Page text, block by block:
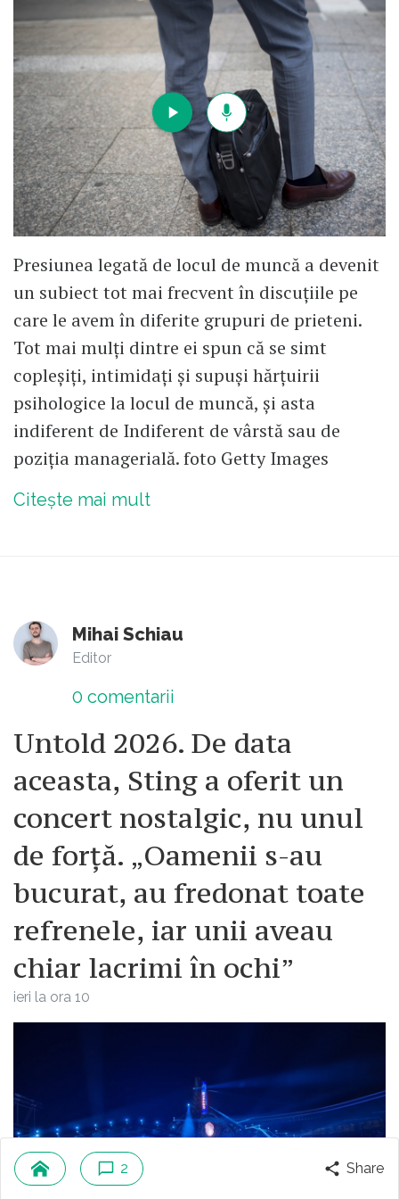
Presiunea legată de locul de muncă a devenit
un subiect tot mai frecvent în discuțiile pe
care le avem în diferite grupuri de prieteni.
Tot mai mulți dintre ei spun că se simt
copleșiți, intimidați și supuși hărțuirii
psihologice la locul de muncă, și asta
indiferent de Indiferent de vârstă sau de
poziția managerială. foto Getty Images
Citește mai mult
Mihai Schiau
Editor
0 comentarii
Untold 2026. De data
aceasta, Sting a oferit un
concert nostalgic, nu unul
de forță. „Oamenii s-au
bucurat, au fredonat toate
refrenele, iar unii aveau
chiar lacrimi în ochi”
ieri la ora 10
2 Share